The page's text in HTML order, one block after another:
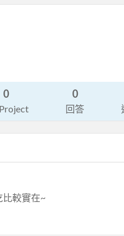
0 0
回答
比較實在~